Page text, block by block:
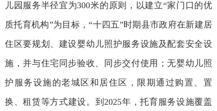
儿园服务半径宜为300米的原则，以建立“家门口的优
质托育机构”为目标，“十四五”时期县市政府在新建居
住区要规划、建设婴幼儿照护服务设施及配套安全设
施，并与住宅同步验收、同步交付使用；无婴幼儿照
护服务设施的老城区和居住区，限期通过购置、置
换、租赁等方式建设。到2025年，托育服务设施覆盖